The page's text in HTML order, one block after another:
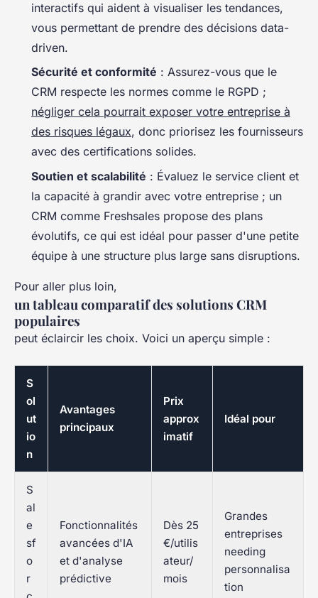
interactifs qui aident à visualiser les tendances,
vous permettant de prendre des décisions data-
driven.
Sécurité et conformité : Assurez-vous que le
CRM respecte les normes comme le RGPD ;
négliger cela pourrait exposer votre entreprise à
des risques légaux, donc priorisez les fournisseurs
avec des certifications solides.
Soutien et scalabilité : Évaluez le service client et
la capacité à grandir avec votre entreprise ; un
CRM comme Freshsales propose des plans
évolutifs, ce qui est idéal pour passer d'une petite
équipe à une structure plus large sans disruptions.
Pour aller plus loin,
un tableau comparatif des solutions CRM
populaires
peut éclaircir les choix. Voici un aperçu simple :
S
ol
ut
io
n
Avantages
principaux
Prix
approx
imatif
Idéal pour
S
al
e
sf
o
r
Fonctionnalités
avancées d'IA
et d'analyse
prédictive
Dès 25
€/utilis
ateur/
mois
Grandes
entreprises
needing
personnalisa
tion